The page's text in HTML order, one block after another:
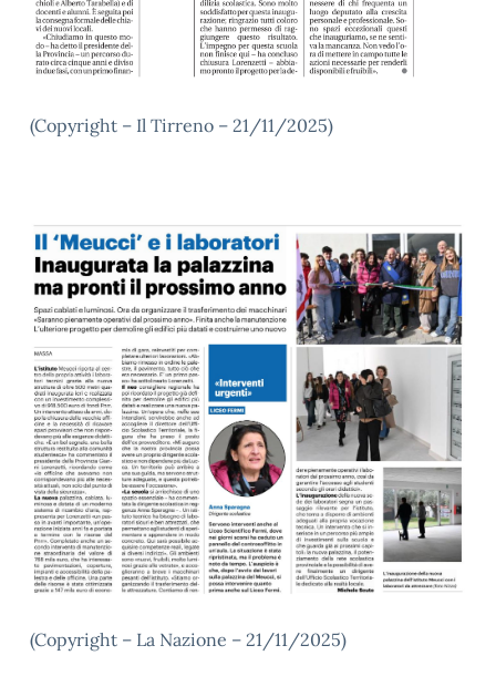
(Copyright – Il Tirreno – 21/11/2025)
(Copyright – La Nazione – 21/11/2025)